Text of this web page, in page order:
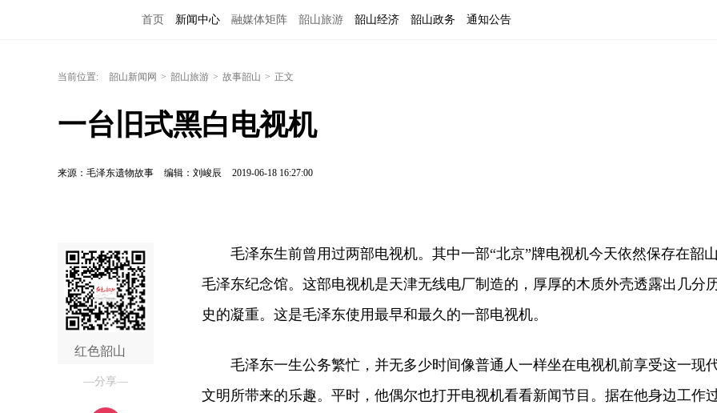
首页 新闻中心 融媒体矩阵 韶山旅游 韶山经济 韶山政务 通知公告
当前位置: 韶山新闻网 > 韶山旅游 > 故事韶山 > 正文
一台旧式黑白电视机
来源：毛泽东遗物故事 编辑：刘峻辰 2019-06-18 16:27:00
红色韶山
—分享—
毛泽东生前曾用过两部电视机。其中一部“北京”牌电视机今天依然保存在韶山
毛泽东纪念馆。这部电视机是天津无线电厂制造的，厚厚的木质外壳透露出几分
史的凝重。这是毛泽东使用最早和最久的一部电视机。
毛泽东一生公务繁忙，并无多少时间像普通人一样坐在电视机前享受这一现
文明所带来的乐趣。平时，他偶尔也打开电视机看看新闻节目。据在他身边工作